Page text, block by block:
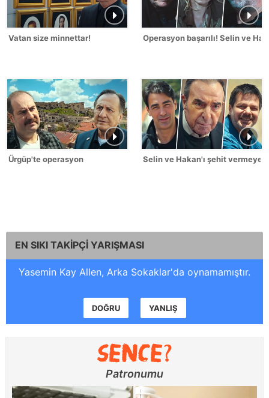
Vatan size minnettar! Operasyon başarılı! Selin ve
Ürgüp'te operasyon Selin ve Hakan'ı şehit
EN SIKI TAKİPÇİ YARIŞMASI
Yasemin Kay Allen, Arka Sokaklar'da oynamamıştır.
DOĞRU YANLIŞ
Patronumu